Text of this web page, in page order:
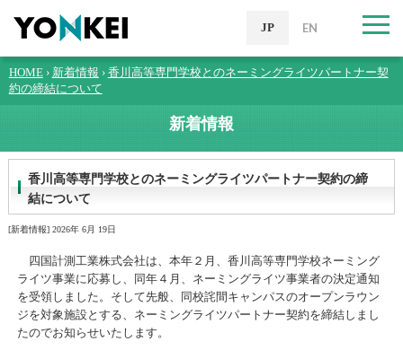
JP EN
HOME› 新着情報 › 香川高等専門学校とのネーミングライツパートナー契
約の締結について
新着情報
香川高等専門学校とのネーミングライツパートナー契約の締
結について
[新着情報] 2026年 6月 19日
四国計測工業株式会社は、本年２月、香川高等専門学校ネーミング
ライツ事業に応募し、同年４月、ネーミングライツ事業者の決定通知
を受領しました。そして先般、同校詫間キャンパスのオープンラウン
ジを対象施設とする、ネーミングライツパートナー契約を締結しまし
たのでお知らせいたします。